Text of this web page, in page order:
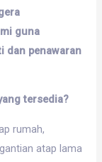
guna
dan penawaran
tersedia?
rumah,
atap lama